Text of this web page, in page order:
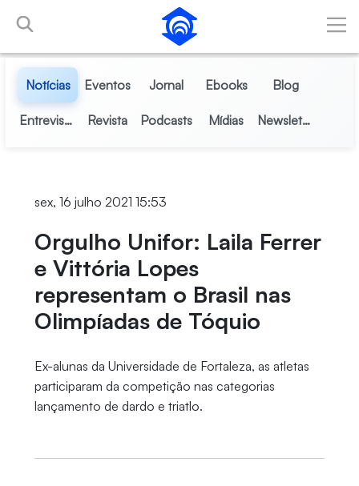
Pular para o Conteúdo principal
Notícias Eventos Jornal Ebooks Blog
Entrevistas Revista Podcasts Mídias Newsletter
sex, 16 julho 2021 15:53
Orgulho Unifor: Laila Ferrer
e Vittória Lopes
representam o Brasil nas
Olimpíadas de Tóquio
Ex-alunas da Universidade de Fortaleza, as atletas
participaram da competição nas categorias
lançamento de dardo e triatlo.